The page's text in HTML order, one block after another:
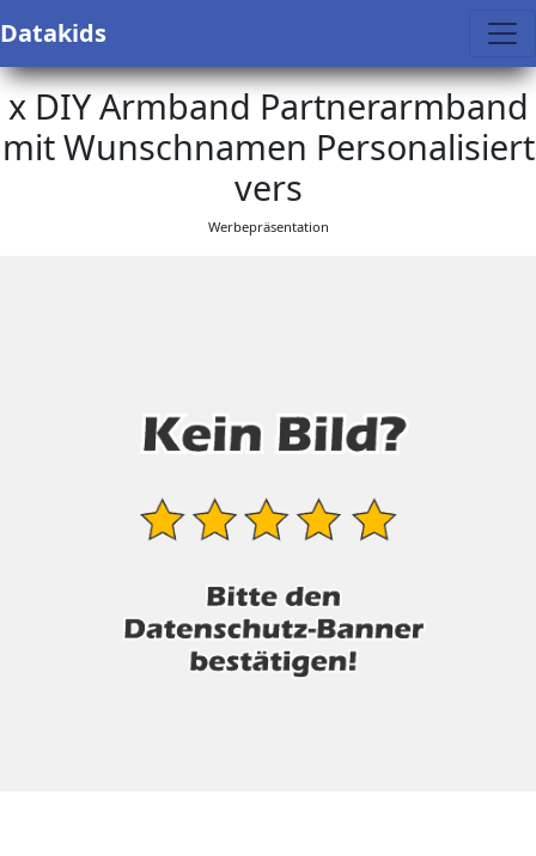
Datakids
x DIY Armband Partnerarmband
mit Wunschnamen Personalisiert
vers
Werbepräsentation